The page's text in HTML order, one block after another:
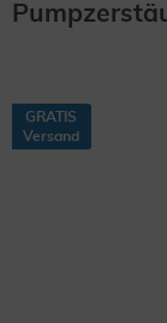
GRATIS
Versand